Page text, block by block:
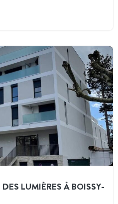
LUMIÈRES À BOISSY-